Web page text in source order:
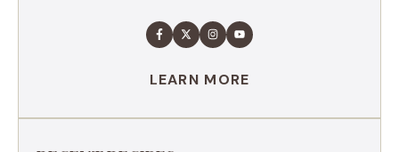
LEARN MORE